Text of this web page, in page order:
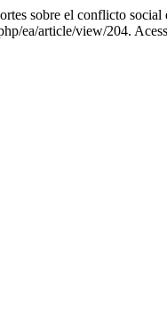
sobre el conflicto
ea/article/view/204.